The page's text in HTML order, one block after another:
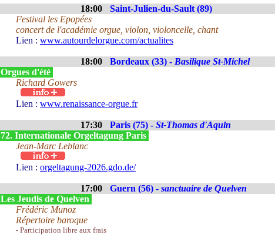
18:00 Saint-Julien-du-Sault (89)
Festival les Epopées
concert de l'académie orgue, violon, violoncelle, chant
Lien : www.autourdelorgue.com/actualites
18:00 Bordeaux (33) - Basilique St-Michel
Orgues d'été
Richard Gowers
Lien : www.renaissance-orgue.fr
17:30 Paris (75) - St-Thomas d'Aquin
72. Internationale Orgeltagung Paris
Jean-Marc Leblanc
Lien : orgeltagung-2026.gdo.de/
17:00 Guern (56) - sanctuaire de Quelven
Les Jeudis de Quelven
Frédéric Munoz
Répertoire baroque
- Participation libre aux frais